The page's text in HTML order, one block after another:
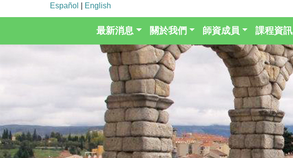
Español English
最新消息 關於我們 師資成員 課程資訊